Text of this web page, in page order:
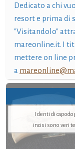
Dedicato a chi
resort e prima di
"Visitandolo"
mareonline.it. I
mettere on line
a
I denti di
incisi sono veri